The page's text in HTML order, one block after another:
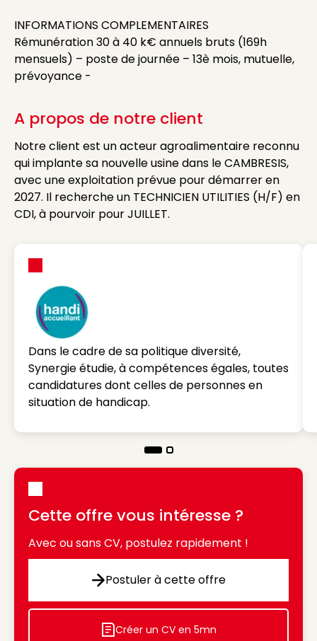
INFORMATIONS COMPLEMENTAIRES
Rémunération 30 à 40 k€ annuels bruts (169h
mensuels) – poste de journée – 13è mois, mutuelle,
prévoyance -
A propos de notre client
Notre client est un acteur agroalimentaire reconnu
qui implante sa nouvelle usine dans le CAMBRESIS,
avec une exploitation prévue pour démarrer en
2027. Il recherche un TECHNICIEN UTILITIES (H/F) en
CDI, à pourvoir pour JUILLET.
Dans le cadre de sa politique diversité,
Synergie étudie, à compétences égales, toutes
candidatures dont celles de personnes en
situation de handicap.
Cette offre vous intéresse ?
Avec ou sans CV, postulez rapidement !
Postuler à cette offre
Postuler à cette offre
Icon decorative
Créer un CV en 5mn